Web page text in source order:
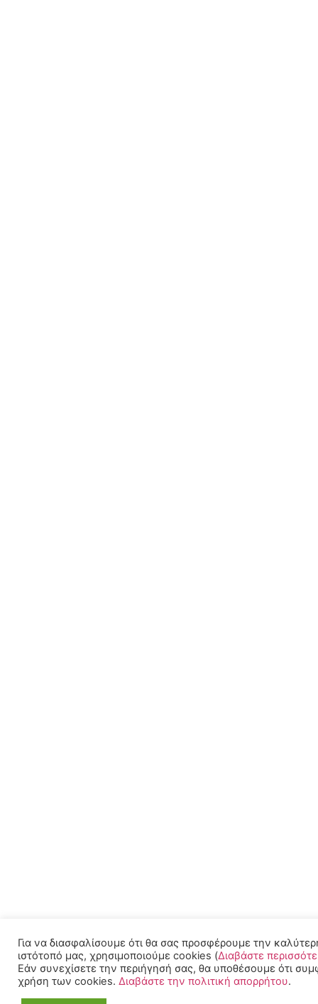
Για να διασφαλίσουμε ότι θα σας προσφέρουμε την
ιστότοπό μας, χρησιμοποιούμε cookies (Διαβάστε
Εάν συνεχίσετε την περιήγησή σας, θα υποθέσουμε ότι
χρήση των cookies. Διαβάστε την πολιτική απορρήτου.